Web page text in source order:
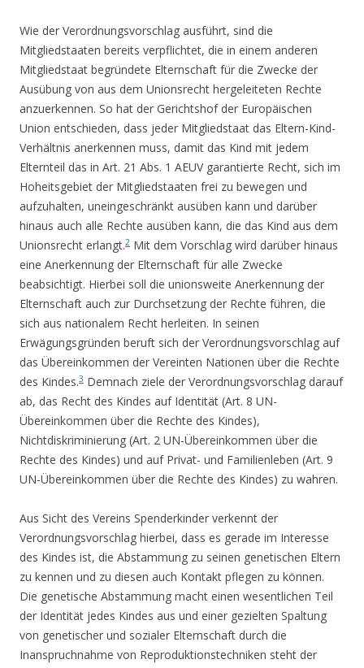
Wie der Verordnungsvorschlag ausführt, sind die
Mitgliedstaaten bereits verpflichtet, die in einem anderen
Mitgliedstaat begründete Elternschaft für die Zwecke der
Ausübung von aus dem Unionsrecht hergeleiteten Rechte
anzuerkennen. So hat der Gerichtshof der Europäischen
Union entschieden, dass jeder Mitgliedstaat das Eltern-Kind-
Verhältnis anerkennen muss, damit das Kind mit jedem
Elternteil das in Art. 21 Abs. 1 AEUV garantierte Recht, sich im
Hoheitsgebiet der Mitgliedstaaten frei zu bewegen und
aufzuhalten, uneingeschränkt ausüben kann und darüber
hinaus auch alle Rechte ausüben kann, die das Kind aus dem
Unionsrecht erlangt.2 Mit dem Vorschlag wird darüber hinaus
eine Anerkennung der Elternschaft für alle Zwecke
beabsichtigt. Hierbei soll die unionsweite Anerkennung der
Elternschaft auch zur Durchsetzung der Rechte führen, die
sich aus nationalem Recht herleiten. In seinen
Erwägungsgründen beruft sich der Verordnungsvorschlag auf
das Übereinkommen der Vereinten Nationen über die Rechte
des Kindes.3 Demnach ziele der Verordnungsvorschlag darauf
ab, das Recht des Kindes auf Identität (Art. 8 UN-
Übereinkommen über die Rechte des Kindes),
Nichtdiskriminierung (Art. 2 UN-Übereinkommen über die
Rechte des Kindes) und auf Privat- und Familienleben (Art. 9
UN-Übereinkommen über die Rechte des Kindes) zu wahren.
Aus Sicht des Vereins Spenderkinder verkennt der
Verordnungsvorschlag hierbei, dass es gerade im Interesse
des Kindes ist, die Abstammung zu seinen genetischen Eltern
zu kennen und zu diesen auch Kontakt pflegen zu können.
Die genetische Abstammung macht einen wesentlichen Teil
der Identität jedes Kindes aus und einer gezielten Spaltung
von genetischer und sozialer Elternschaft durch die
Inanspruchnahme von Reproduktionstechniken steht der